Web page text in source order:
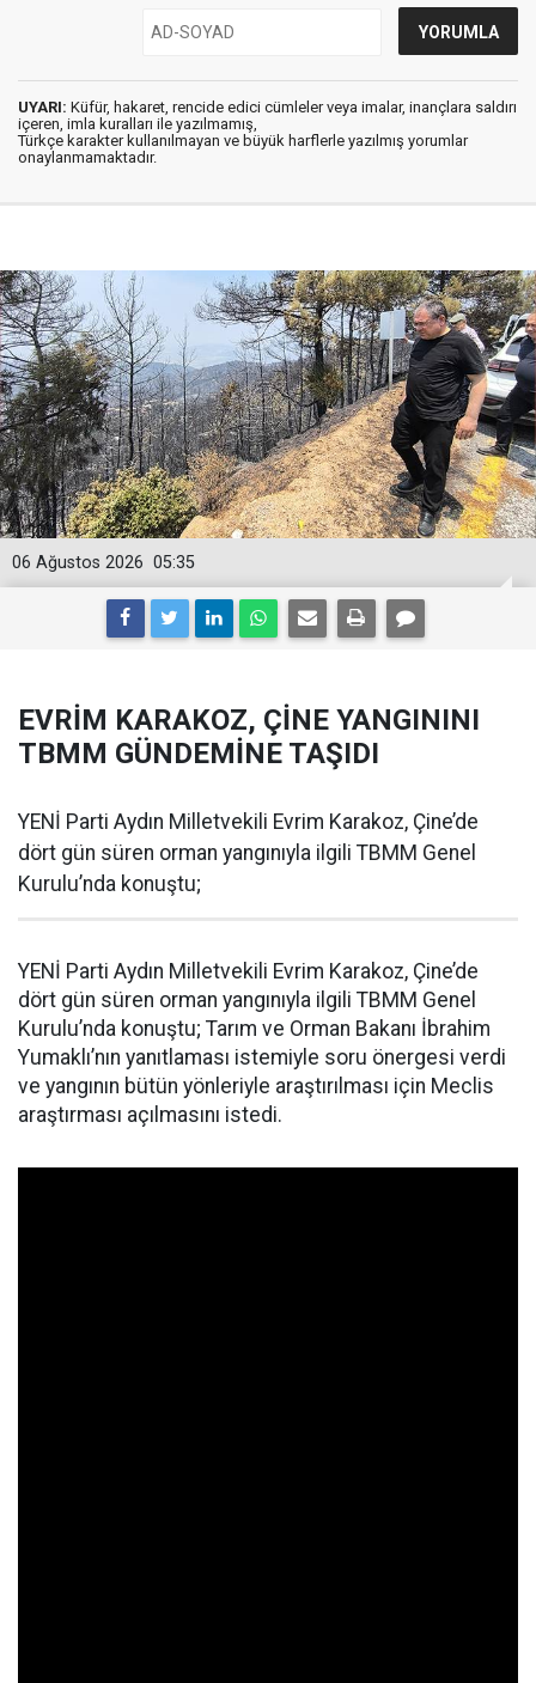
UYARI: Küfür, hakaret, rencide edici cümleler veya imalar, inançlara saldırı
içeren, imla kuralları ile yazılmamış,
Türkçe karakter kullanılmayan ve büyük harflerle yazılmış yorumlar
onaylanmamaktadır.
05:35
06 Ağustos 2026
EVRİM KARAKOZ, ÇİNE YANGININI
TBMM GÜNDEMİNE TAŞIDI
YENİ Parti Aydın Milletvekili Evrim Karakoz, Çine’de
dört gün süren orman yangınıyla ilgili TBMM Genel
Kurulu’nda konuştu;
YENİ Parti Aydın Milletvekili Evrim Karakoz, Çine’de
dört gün süren orman yangınıyla ilgili TBMM Genel
Kurulu’nda konuştu; Tarım ve Orman Bakanı İbrahim
Yumaklı’nın yanıtlaması istemiyle soru önergesi verdi
ve yangının bütün yönleriyle araştırılması için Meclis
araştırması açılmasını istedi.